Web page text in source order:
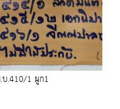
บ.410/1 ผูก1